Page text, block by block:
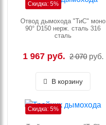
Скидка: 5%
Отвод дымохода "ТиС" моно
90° D150 нерж. сталь 316
сталь
1 967 руб. 2 070 руб.
В корзину
Скидка: 5%